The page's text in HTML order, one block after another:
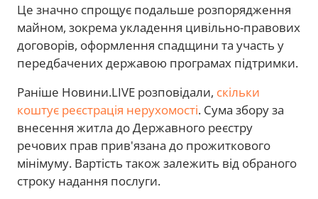
Це значно спрощує подальше розпорядження
майном, зокрема укладення цивільно-правових
договорів, оформлення спадщини та участь у
передбачених державою програмах підтримки.
Раніше Новини.LIVE розповідали, скільки
коштує реєстрація нерухомості. Сума збору за
внесення житла до Державного реєстру
речових прав прив'язана до прожиткового
мінімуму. Вартість також залежить від обраного
строку надання послуги.